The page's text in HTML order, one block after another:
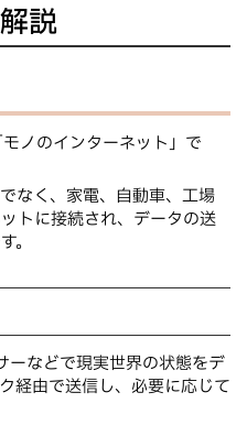
説
ノのインターネット」で
なく、家電、自動車、工場
トに接続され、データの送
。
ーなどで現実世界の状態をデ
経由で送信し、必要に応じて